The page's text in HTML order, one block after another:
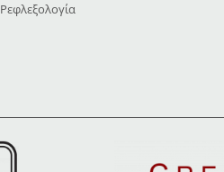
Ρεφλεξολογία